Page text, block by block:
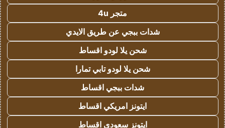
متجر 4u
شدات ببجي عن طريق الايدي
شحن يلا لودو اقساط
شحن يلا لودو تابي تمارا
شدات ببجي اقساط
ايتونز امريكي اقساط
ايتونز سعودي اقساط